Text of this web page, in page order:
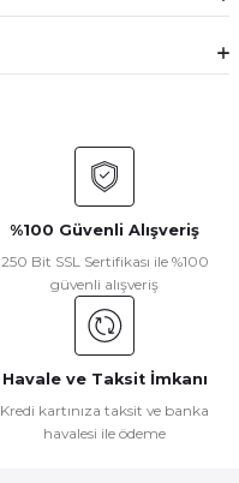
%100 Güvenli Alışveriş
250 Bit SSL Sertifikası ile %100
güvenli alışveriş
Havale ve Taksit İmkanı
Kredi kartınıza taksit ve banka
havalesi ile ödeme